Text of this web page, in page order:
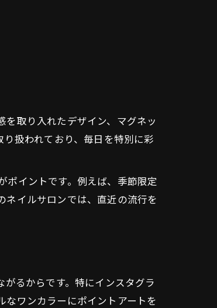
取り入れたデザイン、マグネッ
扱われており、毎日を特別に彩
ポイントです。例えば、季節限定
イルサロンでは、直近の流行を
るからです。特にインスタグラ
ワンカラーにポイントアートを